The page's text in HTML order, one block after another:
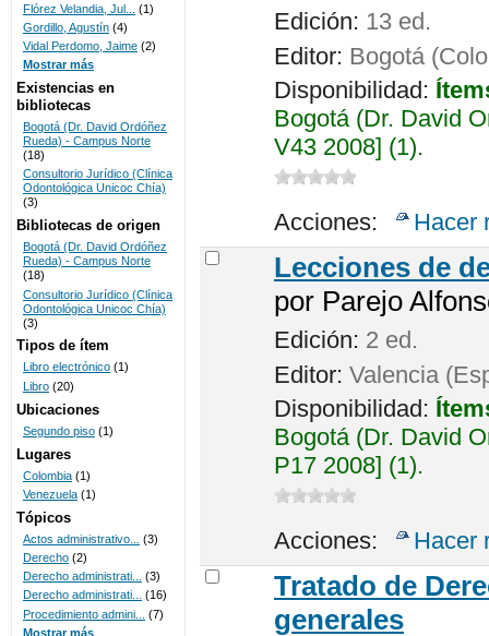
Edición: 13 ed.
Editor: Bogotá
Disponibilidad:
Bogotá (Dr. David
V43 2008] (1).
Acciones: Hacer
Lecciones de
por Parejo
Edición: 2 ed.
Editor: Valencia
Disponibilidad:
Bogotá (Dr. David
P17 2008] (1).
Acciones: Hacer
Tratado de
generales
Flórez Velandia, Jul...
(1)
Gordillo, Agustín (4)
Vidal Perdomo, Jaime (2)
Mostrar más
Existencias en
bibliotecas
Bogotá (Dr. David Ordóñez
Rueda) - Campus Norte
(18)
Consultorio Jurídico (Clínica
Odontológica Unicoc Chía)
(3)
Bibliotecas de origen
Bogotá (Dr. David Ordóñez
Rueda) - Campus Norte
(18)
Consultorio Jurídico (Clínica
Odontológica Unicoc Chía)
(3)
Tipos de ítem
Libro electrónico (1)
Libro (20)
Ubicaciones
Segundo piso (1)
Lugares
Colombia (1)
Venezuela (1)
Tópicos
Actos administrativo...
(3)
Derecho (2)
Derecho administrati...
(3)
Derecho administrati...
(16)
Procedimiento admini...
(7)
Mostrar más